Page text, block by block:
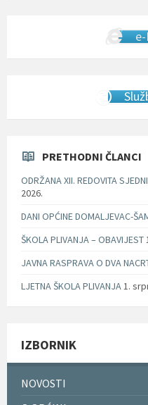
PRETHODNI ČLANCI
ODRŽANA XII. REDOVITA
2026.
DANI OPĆINE DOMALJEVAC-
ŠKOLA PLIVANJA – OBAVIJEST
JAVNA RASPRAVA O DVA
LJETNA ŠKOLA PLIVANJA1.
IZBORNIK
NOVOSTI